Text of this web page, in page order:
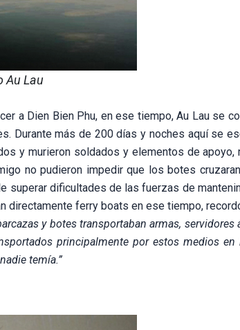
Au Lau
a Dien Bien Phu, en ese tiempo, Au Lau se
Durante más de 200 días y noches aquí se
y murieron soldados y elementos de apoyo,
no pudieron impedir que los botes
superar dificultades de las fuerzas de
directamente ferry boats en ese tiempo,
y botes transportaban armas, servidores
principalmente por estos medios en
temía.”